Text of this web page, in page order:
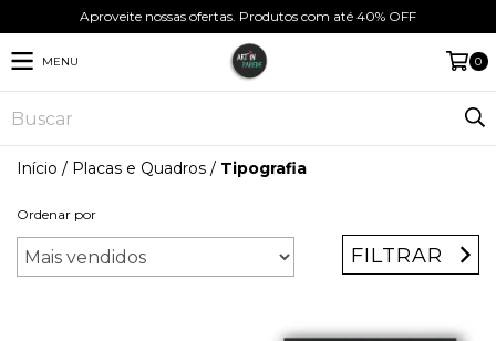
Aproveite nossas ofertas. Produtos com até 40% OFF
MENU 0
Início / Placas e Quadros / Tipografia
Ordenar por
FILTRAR